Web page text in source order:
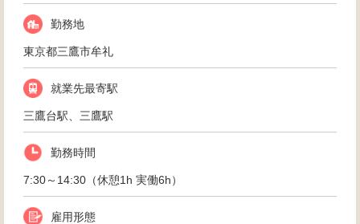
勤務地
東京都三鷹市牟礼
就業先最寄駅
三鷹台駅、三鷹駅
勤務時間
7:30～14:30（休憩1h 実働6h）
雇用形態